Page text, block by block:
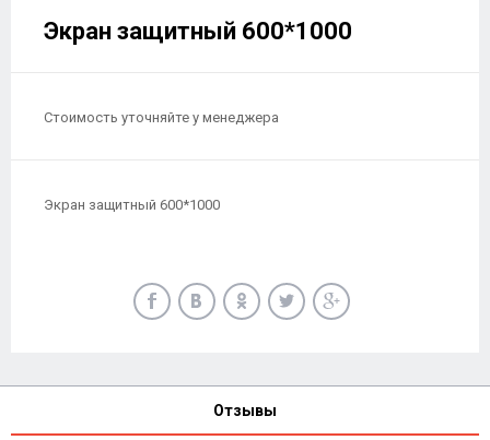
Экран защитный 600*1000
Стоимость уточняйте у менеджера
Экран защитный 600*1000
Отзывы